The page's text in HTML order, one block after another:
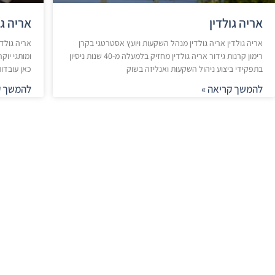
אריה גולדין
אריה גולדין אריה גולדין מנהל השקעות ויועץ אסטרטגי בקרן
רימון קרנות גידור אריה גולדין מחזיק בלמעלה מ-40 שנות ניסיון
בתפקידי ביצוע ניהול השקעות ואנליזה בשוק
להמשך קריאה »
אריה
אריה
ומותגי
כאן
להמשך